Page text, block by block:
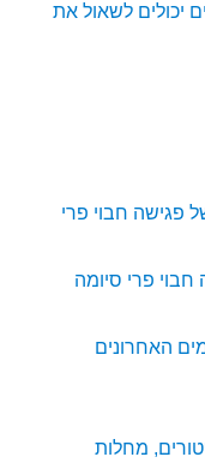
יכולים לשאול את
פגישה חבוי פרי
פרי סיומה
האחרונים
מחלות